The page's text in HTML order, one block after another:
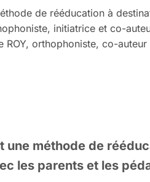
de rééducation à
initiatrice et co-
ROY, orthophoniste, co-
une méthode de
les parents et les